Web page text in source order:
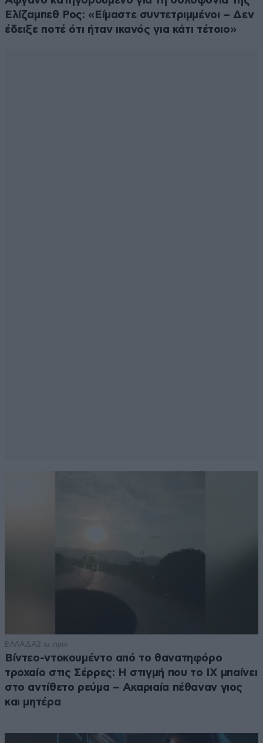
Ελίζαμπεθ Ρος: «Είμαστε συντετριμμένοι – Δεν
έδειξε ποτέ ότι ήταν ικανός για κάτι τέτοιο»
ΕΛΛΑΔΑ2 ω. πριν
Βίντεο-ντοκουμέντο από το θανατηφόρο
τροχαίο στις Σέρρες: Η στιγμή που το ΙΧ μπαίνει
στο αντίθετο ρεύμα – Ακαριαία πέθαναν γιος
και μητέρα